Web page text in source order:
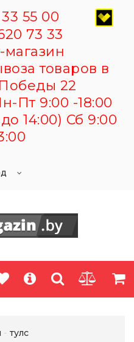
33 55 00
73 33
магазин
товаров в
22
Пт 9:00 -18:00
14:00) Сб 9:00
тулс